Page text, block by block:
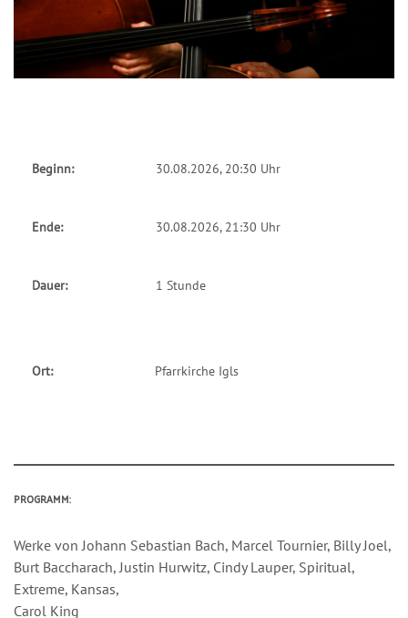
Beginn: 30.08.2026, 20:30 Uhr
Ende: 30.08.2026, 21:30 Uhr
Dauer: 1 Stunde
Ort: Pfarrkirche Igls
PROGRAMM:
Werke von Johann Sebastian Bach, Marcel Tournier, Billy Joel,
Burt Baccharach, Justin Hurwitz, Cindy Lauper, Spiritual,
Extreme, Kansas,
Carol King